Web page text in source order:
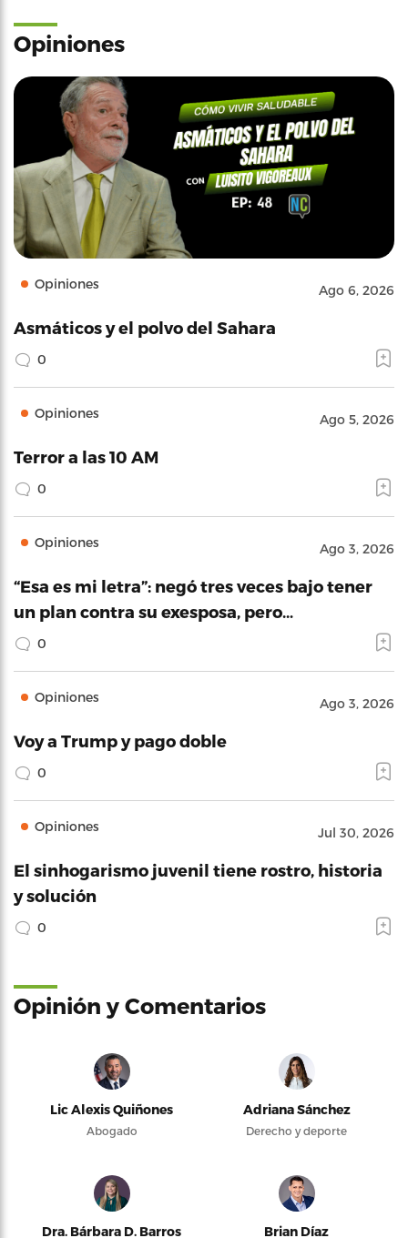
Opiniones
Opiniones Ago 6, 2026
Asmáticos y el polvo del Sahara
0
Opiniones Ago 5, 2026
Terror a las 10 AM
0
Opiniones Ago 3, 2026
“Esa es mi letra”: negó tres veces bajo tener
un plan contra su exesposa, pero…
0
Opiniones Ago 3, 2026
Voy a Trump y pago doble
0
Opiniones Jul 30, 2026
El sinhogarismo juvenil tiene rostro, historia
y solución
0
Opinión y Comentarios
Lic Alexis Quiñones
Abogado
Adriana Sánchez
Derecho y deporte
Dra. Bárbara D. Barros Brian Díaz